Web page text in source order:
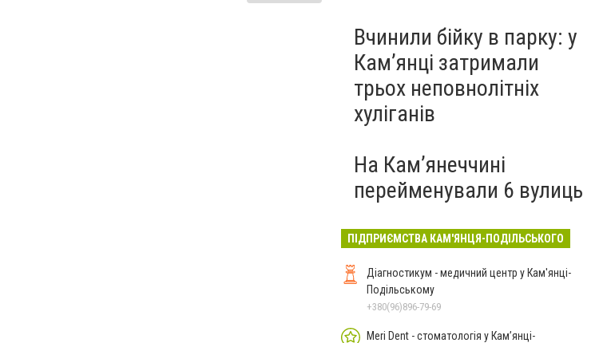
Вчинили бійку в парку: у
Кам’янці затримали
трьох неповнолітніх
хуліганів
На Камʼянеччині
перейменували 6 вулиць
ПІДПРИЄМСТВА КАМ'ЯНЦЯ-ПОДІЛЬСЬКОГО
Діагностикум - медичний центр у Кам'янці-
Подільському
+380(96)896-79-69
Meri Dent - стоматологія у Кам’янці-